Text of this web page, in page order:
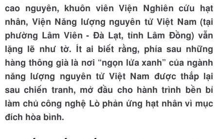
cao nguyên, khuôn viên Viện Nghiên cứu hạt
nhân, Viện Năng lượng nguyên tử Việt Nam (tại
phường Lâm Viên - Đà Lạt, tỉnh Lâm Đồng) vẫn
lặng lẽ như tờ. Ít ai biết rằng, phía sau những
hàng thông già là nơi “ngọn lửa xanh” của ngành
năng lượng nguyên tử Việt Nam được thắp lại
sau chiến tranh, mở đầu cho hành trình bền bỉ
làm chủ công nghệ Lò phản ứng hạt nhân vì mục
đích hòa bình.